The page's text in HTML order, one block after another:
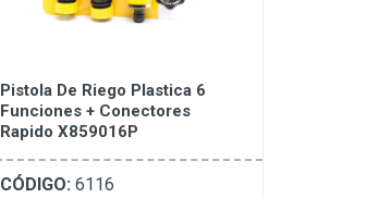
Pistola De Riego Plastica 6
Funciones + Conectores
Rapido X859016P
CÓDIGO: 6116